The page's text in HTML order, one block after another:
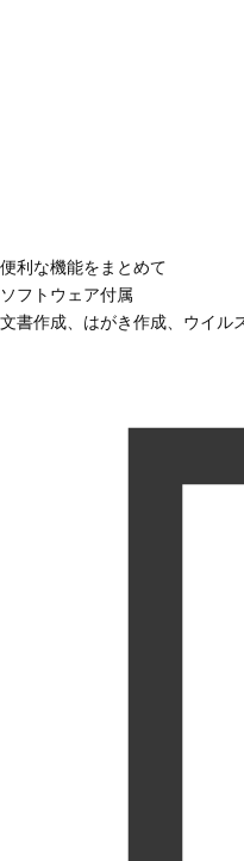
便利な機能をまとめて
ソフトウェア付属
文書作成、はがき作成、ウイル